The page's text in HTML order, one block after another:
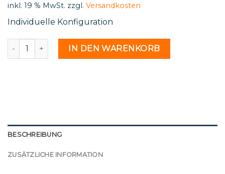
inkl. 19 % MwSt. zzgl. Versandkosten
Individuelle Konfiguration
Mar 37 21 - 2214481 MengeIN DEN WARENKORB
BESCHREIBUNG
ZUSÄTZLICHE INFORMATION